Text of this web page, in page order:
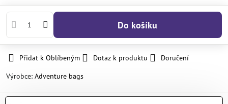
Do košíku
Přidat k Oblíbeným Dotaz k produktu
Doručení
Výrobce: Adventure bags